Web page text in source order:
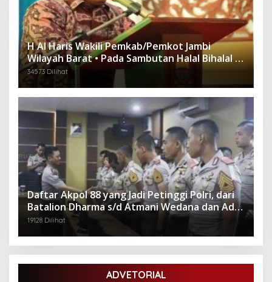
H Al Haris Wakili Pemkab/Pemkot Jambi
Wilayah Barat • Pada Sambutan Halal Bihalal di
Gubernuran
34573 Dilihat
Daftar Akpol 88 yang Jadi Petinggi Polri, dari
Batalion Dharma s/d Atmani Wedana dan Adhi
Pradana
19128 Dilihat
ADVETORIAL